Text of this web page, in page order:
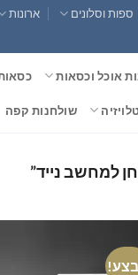
ספות וסלונים ארונות
אוכל וכסאות
שולחנות קפה
למחשב נייד”